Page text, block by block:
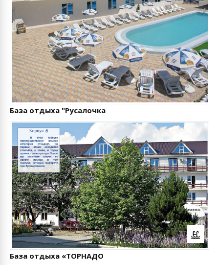
База отдыха "Русалочка
База отдыха «ТОРНАДО